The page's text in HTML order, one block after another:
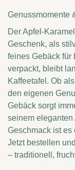
Genussmomente
Der Apfel-
Geschenk, als
feines Gebäck für
verpackt, bleibt
Kaffeetafel. Ob
den eigenen
Gebäck sorgt
seinem
Geschmack ist es
Jetzt bestellen
– traditionell,